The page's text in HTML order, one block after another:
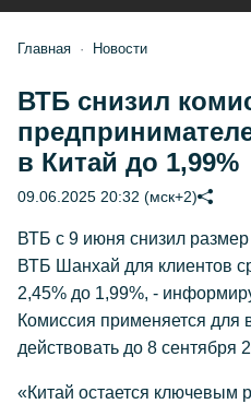
Главная Новости
ВТБ снизил
в Китай до 1,99%
09.06.2025 20:32 (мск+2)
ВТБ с 9 июня снизил
ВТБ Шанхай для клиентов
2,45% до 1,99%, -
Комиссия применяется для
действовать до 8 сентября
«Китай остается ключевым